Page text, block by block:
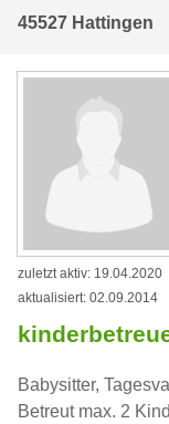
45527 Hattingen
zuletzt aktiv: 19.04.2020
aktualisiert: 02.09.2014
Babysitter,
Betreut max. 2